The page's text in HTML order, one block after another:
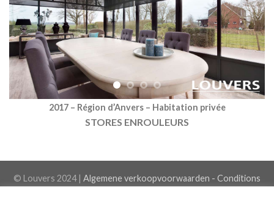
2017 – Région d’Anvers – Habitation privée
STORES ENROULEURS
© Louvers 2024 | Algemene verkoopvoorwaarden - Conditions